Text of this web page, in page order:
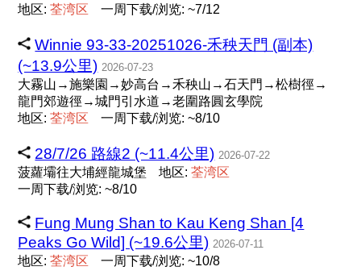
地区:荃湾区 一周下载/浏览: ~7/12
Winnie 93-33-20251026-禾秧天門 (副本)
(~13.9公里) 2026-07-23
大霧山→施樂園→妙高台→禾秧山→石天門→松樹徑→
龍門郊遊徑→城門引水道→老圍路圓玄學院
地区:荃湾区 一周下载/浏览: ~8/10
28/7/26 路線2 (~11.4公里) 2026-07-22
菠蘿壩往大埔經龍城堡 地区:荃湾区
一周下载/浏览: ~8/10
Fung Mung Shan to Kau Keng Shan [4
Peaks Go Wild] (~19.6公里) 2026-07-11
地区:荃湾区 一周下载/浏览: ~10/8